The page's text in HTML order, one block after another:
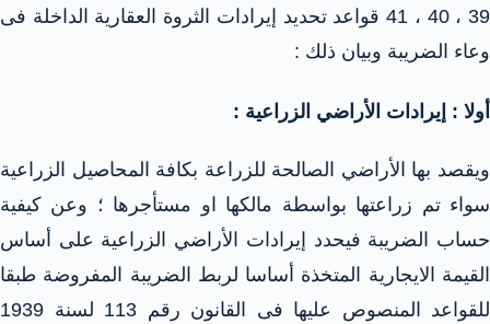
39 ، 40 ، 41 قواعد تحديد إيرادات الثروة العقارية الداخلة فى
وعاء الضريبة وبيان ذلك :
أولا : إيرادات الأراضي الزراعية :
ويقصد بها الأراضي الصالحة للزراعة بكافة المحاصيل الزراعية
سواء تم زراعتها بواسطة مالكها او مستأجرها ؛ وعن كيفية
حساب الضريبة فيحدد إيرادات الأراضي الزراعية على أساس
القيمة الايجارية المتخذة أساسا لربط الضريبة المفروضة طبقا
للقواعد المنصوص عليها فى القانون رقم 113 لسنة 1939